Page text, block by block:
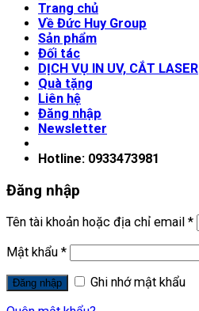
Trang chủ
Về Đức Huy Group
Sản phẩm
Đối tác
DỊCH VỤ IN UV, CẮT LASER
Quà tặng
Liên hệ
Đăng nhập
Newsletter
Hotline: 0933473981
Đăng nhập
Tên tài khoản hoặc địa chỉ email *
Mật khẩu *
Ghi nhớ mật khẩu